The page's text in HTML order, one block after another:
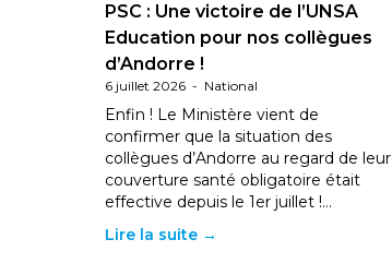
PSC : Une victoire de l’UNSA
Education pour nos collègues
d’Andorre !
6 juillet 2026 - National
Enfin ! Le Ministère vient de
confirmer que la situation des
collègues d’Andorre au regard de leur
couverture santé obligatoire était
effective depuis le 1er juillet !…
Lire la suite →